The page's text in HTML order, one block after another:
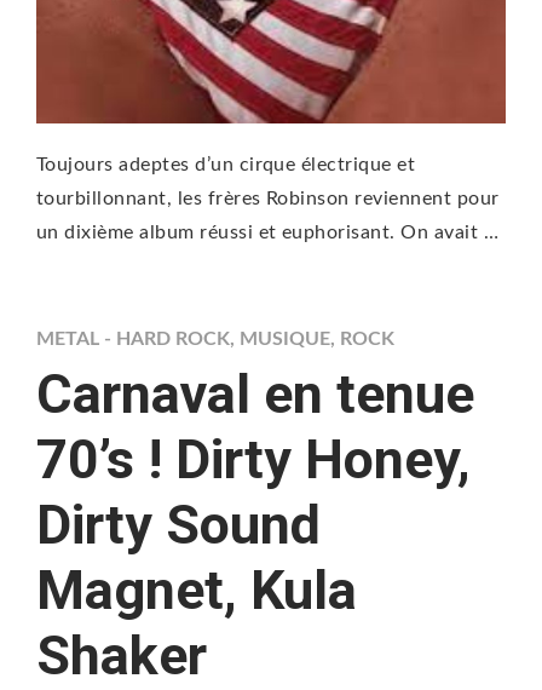
Toujours adeptes d’un cirque électrique et
tourbillonnant, les frères Robinson reviennent pour
un dixième album réussi et euphorisant. On avait …
METAL - HARD ROCK, MUSIQUE, ROCK
Carnaval en tenue
70’s ! Dirty Honey,
Dirty Sound
Magnet, Kula
Shaker